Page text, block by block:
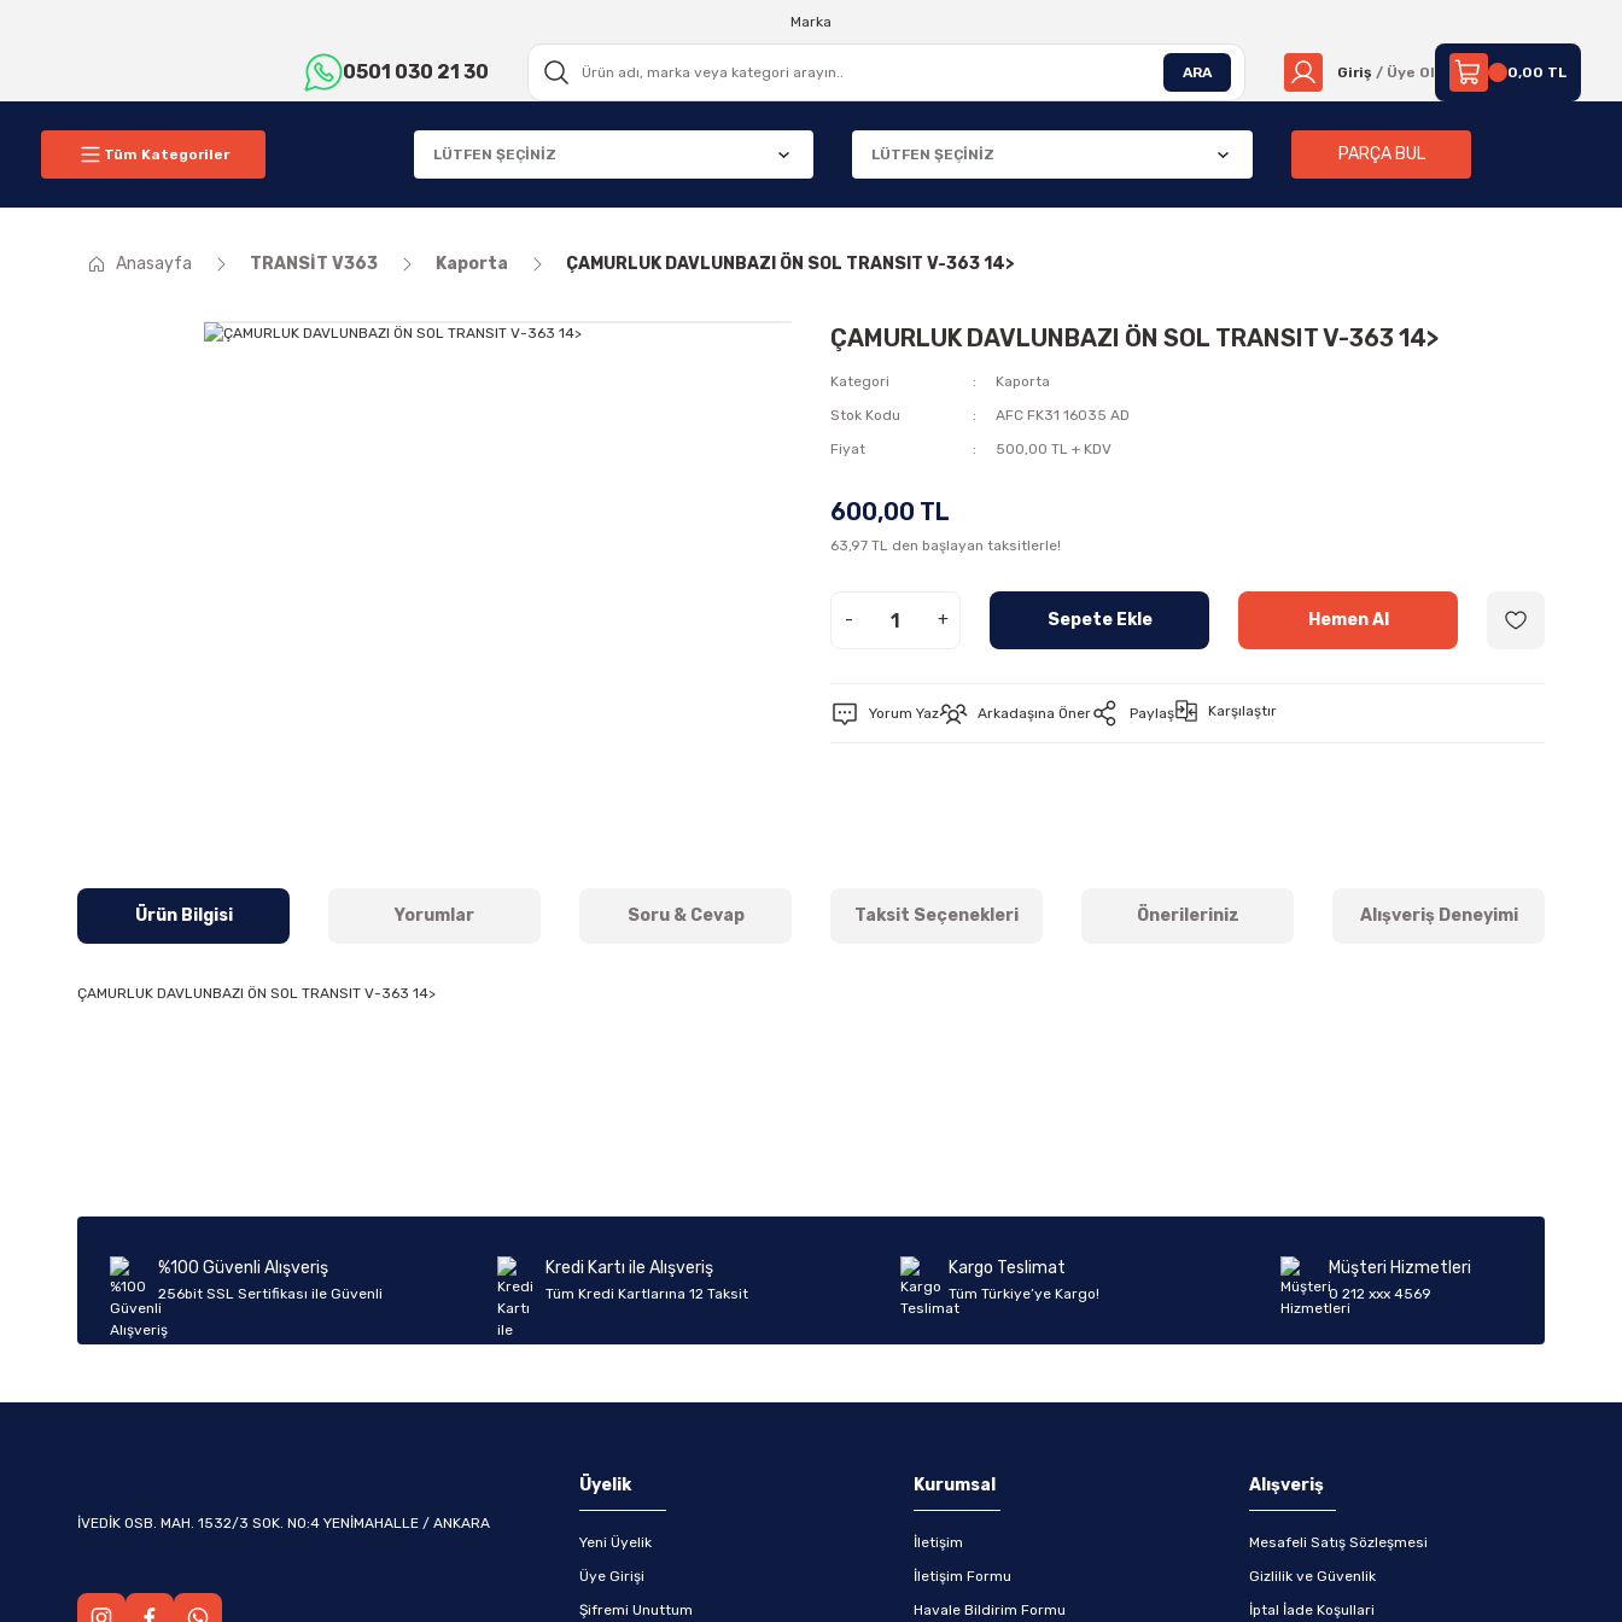
Marka
0501 030 21 30 ARA Giriş / Üye Ol 0,00 TL
Tüm Kategoriler PARÇA BUL
Anasayfa TRANSİT V363 Kaporta ÇAMURLUK DAVLUNBAZI ÖN SOL TRANSIT V-363 14>
ÇAMURLUK DAVLUNBAZI ÖN SOL TRANSIT V-363 14>
Kategori
Kaporta
Stok Kodu
AFC FK31 16035 AD
Fiyat
500,00 TL + KDV
600,00 TL
63,97 TL den başlayan taksitlerle!
- + Sepete Ekle Hemen Al
Yorum Yaz Arkadaşına Öner Paylaş Karşılaştır
Ürün Bilgisi Yorumlar Soru & Cevap Taksit Seçenekleri Önerileriniz Alışveriş Deneyimi
ÇAMURLUK DAVLUNBAZI ÖN SOL TRANSIT V-363 14>
Ürün fiyatı diğer sitelerden daha pahalı.
Bu ürüne benzer farklı alternatifler olmalı.
%100 Güvenli Alışveriş
256bit SSL Sertifikası ile Güvenli
Kredi Kartı ile Alışveriş
Tüm Kredi Kartlarına 12 Taksit
Kargo Teslimat
Tüm Türkiye’ye Kargo!
Müşteri Hizmetleri
0 212 xxx 4569
İVEDİK OSB. MAH. 1532/3 SOK. NO:4 YENİMAHALLE / ANKARA
Üyelik
Yeni Üyelik
Üye Girişi
Şifremi Unuttum
Kurumsal
İletişim
İletişim Formu
Havale Bildirim Formu
Alışveriş
Mesafeli Satış Sözleşmesi
Gizlilik ve Güvenlik
İptal İade Koşullari